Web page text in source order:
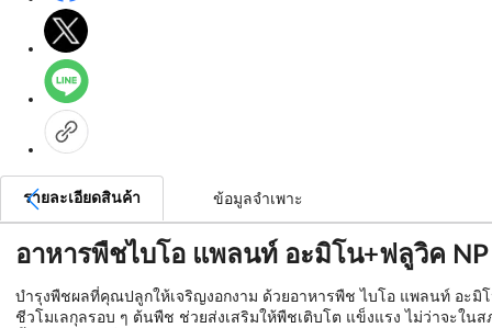
รายละเอียดสินค้า ข้อมูลจำเพาะ
อาหารพืชไบโอ แพลนท์ อะมิโน+ฟลูวิค
บำรุงพืชผลที่คุณปลูกให้เจริญงอกงาม ด้วยอาหารพืช ไบโอ แพลนท์ อะ
ชีวโมเลกุลรอบ ๆ ต้นพืช ช่วยส่งเสริมให้พืชเติบโต แข็งแรง ไม่ว่าจะใ